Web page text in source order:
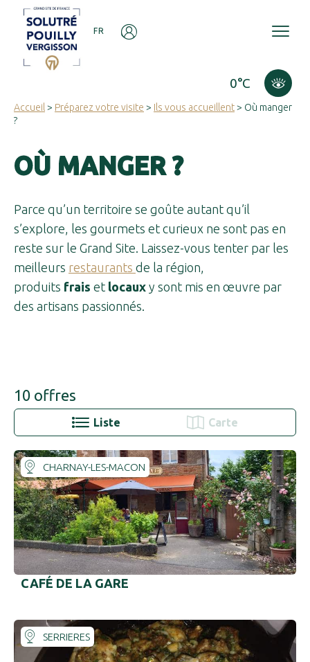
FR
0°C
Accueil > Préparez votre visite > Ils vous accueillent> Où manger
?
OÙ MANGER ?
Parce qu’un territoire se goûte autant qu’il
s’explore, les gourmets et curieux ne sont pas en
reste sur le Grand Site. Laissez-vous tenter par les
meilleurs restaurants de la région,
produits frais et locaux y sont mis en œuvre par
des artisans passionnés.
10 offres
Liste Carte
CHARNAY-LES-MACON
CAFÉ DE LA GARE
SERRIERES
Panneau de gestion des cookies